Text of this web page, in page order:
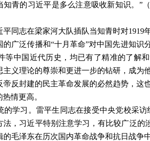
知青的习近平是多么注意吸收新知识。”
同志在梁家河大队插队当知青时对1919
广泛传播和“十月革命”对中国先进知识
等中国近代历史，均已有了精准的了解
义理论的尊崇和更进一步的钻研，成为
反封建的民主革命发展的必然趋势，这
情更高。
的学习。雷平生同志在接受中央党校采访
，习近平特别注意学习，有比较广泛的
毛泽东在历次国内革命战争和抗日战争